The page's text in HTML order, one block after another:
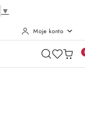
▼
Moje konto